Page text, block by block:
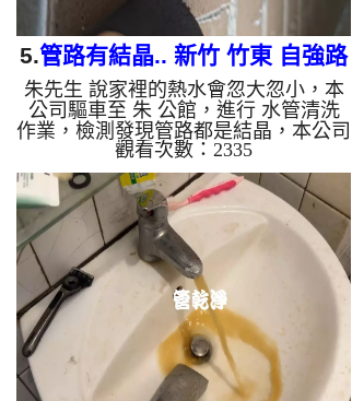
5.管路有結晶.. 新竹 竹東 自強路
水管清洗
朱先生 說家裡的熱水會忽大忽小，本
公司驅車至 朱 公館，進行 水管清洗
作業，檢測發現管路都是結晶，本公司
裝設 高周波水管清洗機，灌入 檸檬酸
至水管，等了約15分，開啟 水管清洗
機 ，啟動 螺旋波 模式，一開始就流出
白色泡沫水，兩個多小時後，熱水出水
恢復正常。 如是自來水，如水管老
化，會產生鐵鏽跟泥沙堆積，洗出來的
水就會是咖啡色，地下水含有氧化錳，
管壁上會結成黑色管垢，洗出來的水會
跟石油一樣黑，有些洗出綠色的水，是
因為裡面有銅的物質，生鏽產生銅綠，
如是藍色的水，是因為水龍頭合金的養
化造成...
觀看次數：2335